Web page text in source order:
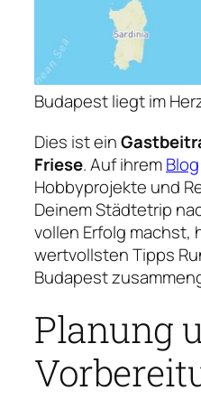
Budapest liegt im
Dies ist ein
Friese. Auf ihremBlog
Hobbyprojekte und
Deinem Städtetrip
vollen Erfolg machst,
wertvollsten Tipps
Budapest
Planung